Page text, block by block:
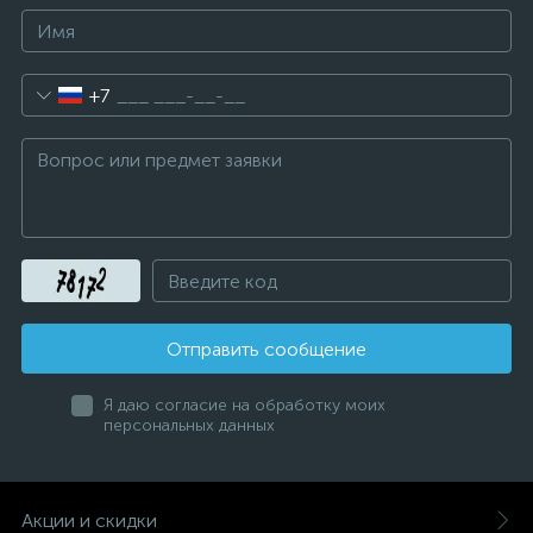
+7
Отправить сообщение
Я даю согласие на обработку моих
персональных данных
Акции и скидки